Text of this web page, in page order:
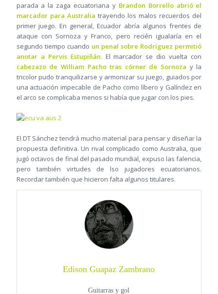
parada a la zaga ecuatoriana y Brandon Borrello abrió el
marcador para Australia trayendo los malos recuerdos del
primer juego. En general, Ecuador abría algunos frentes de
ataque con Sornoza y Franco, pero recién igualaría en el
segundo tiempo cuando un penal sobre Rodríguez permitió
anotar a Pervis Estupiñán.El marcador se dio vuelta con
cabezazo de William Pacho tras córner de Sornoza y la
tricolor pudo tranquilizarse y armonizar su juego, guiados por
una actuación impecable de Pacho como líbero y Galíndez en
el arco se complicaba menos si había que jugar con los pies.
El DT Sánchez tendrá mucho material para pensar y diseñar la
propuesta definitiva. Un rival complicado como Australia, que
jugó octavos de final del pasado mundial, expuso las falencia,
pero también virtudes de lso jugadores ecuatorianos.
Recordar también que hicieron falta algunos titulares.
Edison Guapaz Zambrano
Guitarras y gol